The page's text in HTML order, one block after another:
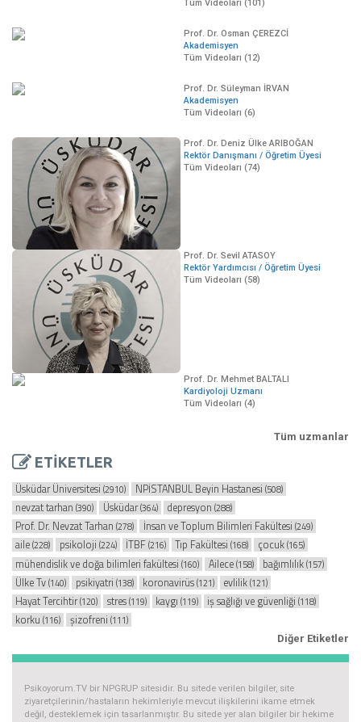
Tüm Videoları (101)
Prof. Dr. Osman ÇEREZCİ
Akademisyen
Tüm Videoları (12)
Prof. Dr. Süleyman İRVAN
Akademisyen
Tüm Videoları (6)
Prof. Dr. Deniz Ülke ARIBOĞAN
Rektör Danışmanı / Öğretim Üyesi
Tüm Videoları (74)
Prof. Dr. Sevil ATASOY
Rektör Yardımcısı / Öğretim Üyesi
Tüm Videoları (58)
Prof. Dr. Mehmet BALTALI
Kardiyoloji Uzmanı
Tüm Videoları (4)
Tüm uzmanlar
ETİKETLER
Üsküdar Üniversitesi(2910) NPİSTANBUL Beyin Hastanesi (508)
nevzat tarhan(390) Üsküdar(364) depresyon (288)
Prof. Dr. Nevzat Tarhan(278) İnsan ve Toplum Bilimleri Fakültesi (249)
aile(228) psikoloji (224) İTBF(216) Tıp Fakültesi(168) çocuk(165)
mühendislik ve doğa bilimleri fakültesi(160) Ailece(158) bağımlılık(157)
Ülke Tv(140) psikiyatri (138) koronavirüs(121) evlilik(121)
Hayat Tercihtir(120) stres(119) kaygı (119) iş sağlığı ve güvenliği(118)
korku(116) şizofreni (111)
Diğer Etiketler
Psikoyorum.TV bir NPGRUP sitesidir. Bu sitede verilen bilgiler, site
ziyaretçilerinin/hastaların hekimleriyle mevcut ilişkilerini ikame etmek
değil, desteklemek için tasarlanmıştır. Bu sitede yer alan bilgiler bir hekime